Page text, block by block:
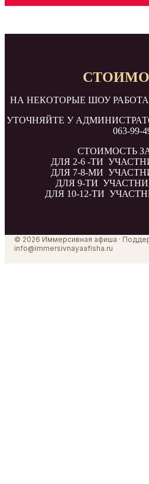
НА НЕКОТОРЫЕ ШОУ
УТОЧНЯЙТЕ У
063-99-
CТОИМОСТЬ
ДЛЯ 2-6 -ТИ
ДЛЯ 7-8-МИ
ДЛЯ 9-ТИ
ДЛЯ 10-12-ТИ
© 2026 Иммерсивная афиша ·
info@immersivnayaafisha.ru